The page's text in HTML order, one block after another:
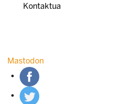
Kontaktua
Mastodon